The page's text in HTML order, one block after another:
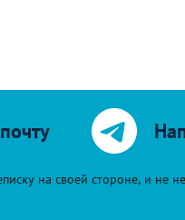
на своей стороне, и не